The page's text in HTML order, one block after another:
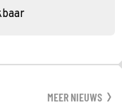
MEER NIEUWS